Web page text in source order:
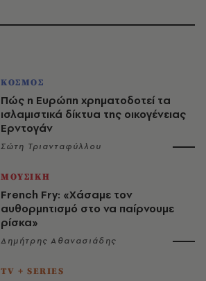
ΚΟΣΜΟΣ
Πώς η Ευρώπη χρηματοδοτεί τα
ισλαμιστικά δίκτυα της οικογένειας
Ερντογάν
Σώτη Τριανταφύλλου
ΜΟΥΣΙΚΗ
French Fry: «Χάσαμε τον
αυθορμητισμό στο να παίρνουμε
ρίσκα»
Δημήτρης Αθανασιάδης
TV + SERIES